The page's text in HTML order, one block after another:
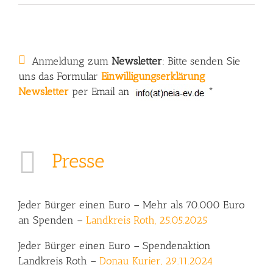
Anmeldung zum Newsletter: Bitte senden Sie
uns das Formular Einwilligungserklärung
Newsletter per Email an *
Presse
Jeder Bürger einen Euro – Mehr als 70.000 Euro
an Spenden – Landkreis Roth, 25.05.2025
Jeder Bürger einen Euro – Spendenaktion
Landkreis Roth – Donau Kurier, 29.11.2024